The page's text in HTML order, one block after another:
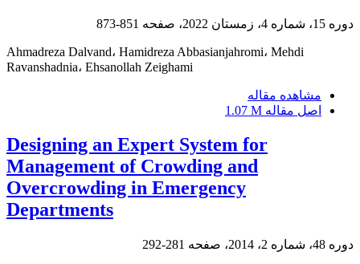
دوره 15، شماره 4، زمستان 2022، صفحه 851-873
Ahmadreza Dalvand، Hamidreza Abbasianjahromi، Mehdi
Ravanshadnia، Ehsanollah Zeighami
مشاهده مقاله
اصل مقاله 1.07 M
Designing an Expert System for
Management of Crowding and
Overcrowding in Emergency
Departments
دوره 48، شماره 2، 2014، صفحه 281-292